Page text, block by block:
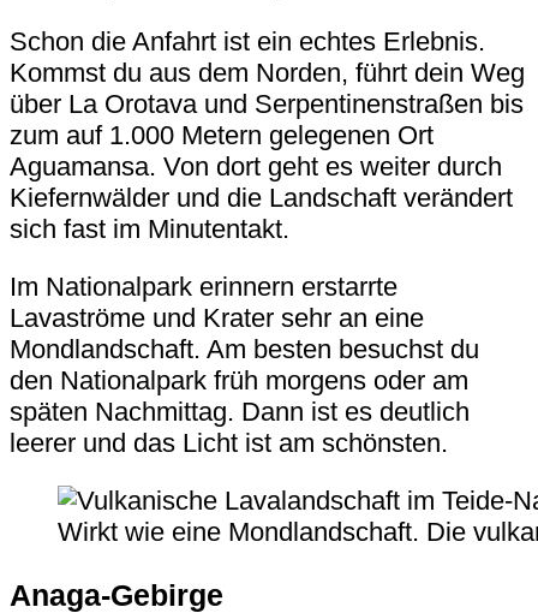
Schon die Anfahrt ist ein echtes Erlebnis.
Kommst du aus dem Norden, führt dein Weg
über La Orotava und Serpentinenstraßen bis
zum auf 1.000 Metern gelegenen Ort
Aguamansa. Von dort geht es weiter durch
Kiefernwälder und die Landschaft verändert
sich fast im Minutentakt.
Im Nationalpark erinnern erstarrte
Lavaströme und Krater sehr an eine
Mondlandschaft. Am besten besuchst du
den Nationalpark früh morgens oder am
späten Nachmittag. Dann ist es deutlich
leerer und das Licht ist am schönsten.
Wirkt wie eine Mondlandschaft. Die
Anaga-Gebirge